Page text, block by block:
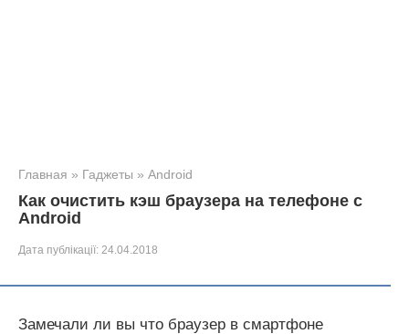
Главная » Гаджеты » Android
Как очистить кэш браузера на телефоне с
Android
Дата публікації: 24.04.2018
Замечали ли вы что браузер в смартфоне